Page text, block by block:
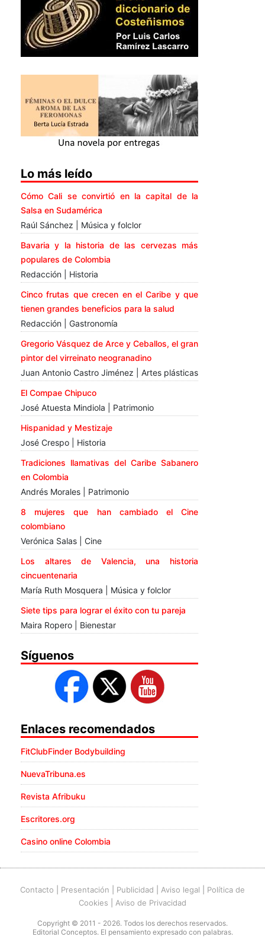
Lo más leído
Cómo Cali se convirtió en la capital de la
Salsa en Sudamérica
Raúl Sánchez | Música y folclor
Bavaria y la historia de las cervezas más
populares de Colombia
Redacción | Historia
Cinco frutas que crecen en el Caribe y que
tienen grandes beneficios para la salud
Redacción | Gastronomía
Gregorio Vásquez de Arce y Ceballos, el gran
pintor del virreinato neogranadino
Juan Antonio Castro Jiménez | Artes plásticas
El Compae Chipuco
José Atuesta Mindiola | Patrimonio
Hispanidad y Mestizaje
José Crespo | Historia
Tradiciones llamativas del Caribe Sabanero
en Colombia
Andrés Morales | Patrimonio
8 mujeres que han cambiado el Cine
colombiano
Verónica Salas | Cine
Los altares de Valencia, una historia
cincuentenaria
María Ruth Mosquera | Música y folclor
Siete tips para lograr el éxito con tu pareja
Maira Ropero | Bienestar
Síguenos
Enlaces recomendados
FitClubFinder Bodybuilding
NuevaTribuna.es
Revista Afribuku
Escritores.org
Casino online Colombia
Contacto Presentación Publicidad Aviso legal
Política de
Cookies
Aviso de Privacidad
Copyright © 2011 - 2026. Todos los derechos reservados.
Editorial Conceptos. El pensamiento expresado con palabras.